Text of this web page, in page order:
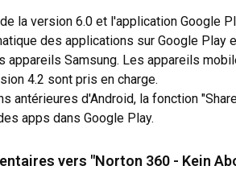
la version 6.0 et l'application Google
des applications sur Google Play
appareils Samsung. Les appareils
4.2 sont pris en charge.
antérieures d'Android, la fonction
apps dans Google Play.
vers "Norton 360 - Kein